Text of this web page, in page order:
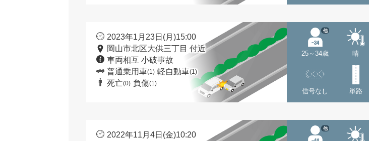
2023年1月23日(月)15:00
岡山市北区大供三丁目 付近
車両相互 小破事故
普通乗用車(1) 軽自動車(1)
死亡(0) 負傷(1)
25～34歳
他
晴
信号なし 単路
2022年11月4日(金)10:20
他